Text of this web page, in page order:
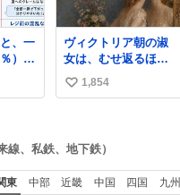
、一
）の
ま
るか
ヴィクトリア朝の淑
女は、むせ返るほど
大量の香水を身につ
けるものではないと
い、ヴィクトリア朝
の女性達の美容習慣
に欠かせないものだ
い
数
1,854
線、私鉄、地下鉄）
東 中部 近畿 中国 四国 九州